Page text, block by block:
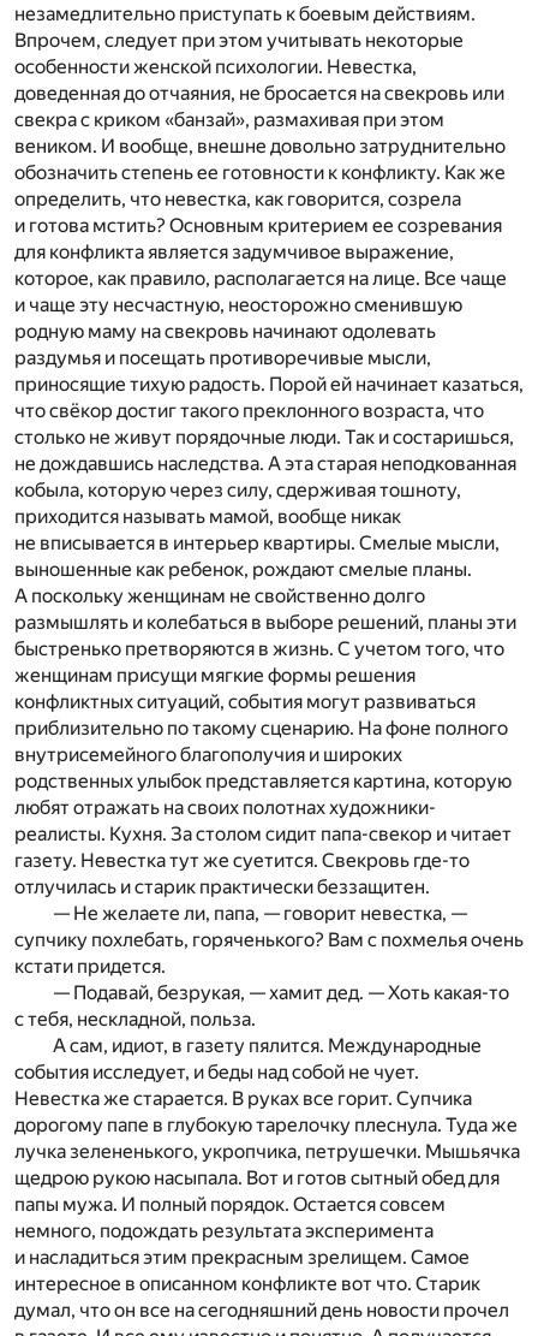
незамедлительно приступать к боевым действиям.
Впрочем, следует при этом учитывать некоторые
особенности женской психологии. Невестка,
доведенная до отчаяния, не бросается на свекровь или
свекра с криком «банзай», размахивая при этом
веником. И вообще, внешне довольно затруднительно
обозначить степень ее готовности к конфликту. Как же
определить, что невестка, как говорится, созрела
и готова мстить? Основным критерием ее созревания
для конфликта является задумчивое выражение,
которое, как правило, располагается на лице. Все чаще
и чаще эту несчастную, неосторожно сменившую
родную маму на свекровь начинают одолевать
раздумья и посещать противоречивые мысли,
приносящие тихую радость. Порой ей начинает казаться,
что свёкор достиг такого преклонного возраста, что
столько не живут порядочные люди. Так и состаришься,
не дождавшись наследства. А эта старая неподкованная
кобыла, которую через силу, сдерживая тошноту,
приходится называть мамой, вообще никак
не вписывается в интерьер квартиры. Смелые мысли,
выношенные как ребенок, рождают смелые планы.
А поскольку женщинам не свойственно долго
размышлять и колебаться в выборе решений, планы эти
быстренько претворяются в жизнь. С учетом того, что
женщинам присущи мягкие формы решения
конфликтных ситуаций, события могут развиваться
приблизительно по такому сценарию. На фоне полного
внутрисемейного благополучия и широких
родственных улыбок представляется картина, которую
любят отражать на своих полотнах художники-
реалисты. Кухня. За столом сидит папа-свекор и читает
газету. Невестка тут же суетится. Свекровь где-то
отлучилась и старик практически беззащитен.
— Не желаете ли, папа, — говорит невестка, —
супчику похлебать, горяченького? Вам с похмелья очень
кстати придется.
— Подавай, безрукая, — хамит дед. — Хоть какая-то
с тебя, нескладной, польза.
А сам, идиот, в газету пялится. Международные
события исследует, и беды над собой не чует.
Невестка же старается. В руках все горит. Супчика
дорогому папе в глубокую тарелочку плеснула. Туда же
лучка зелененького, укропчика, петрушечки. Мышьячка
щедрою рукою насыпала. Вот и готов сытный обед для
папы мужа. И полный порядок. Остается совсем
немного, подождать результата эксперимента
и насладиться этим прекрасным зрелищем. Самое
интересное в описанном конфликте вот что. Старик
думал, что он все на сегодняшний день новости прочел